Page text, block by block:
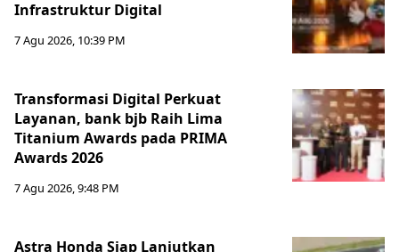
Infrastruktur Digital
7 Agu 2026, 10:39 PM
Transformasi Digital Perkuat
Layanan, bank bjb Raih Lima
Titanium Awards pada PRIMA
Awards 2026
7 Agu 2026, 9:48 PM
Astra Honda Siap Lanjutkan